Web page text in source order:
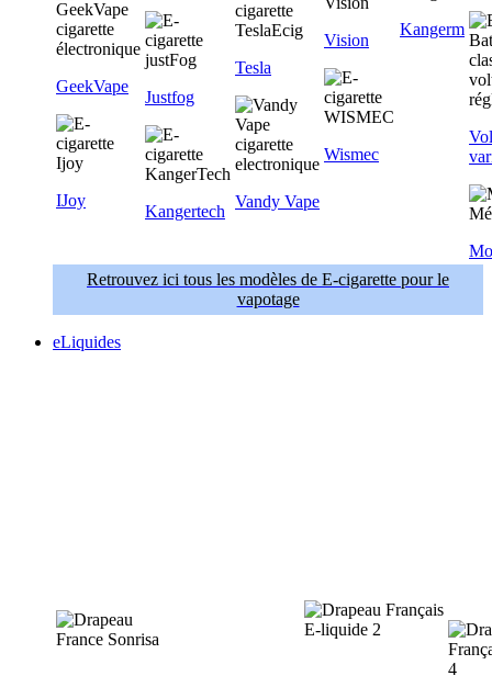
GeekVape
IJoy
Justfog
Kangertech
Tesla
Vandy Vape
Vision
Wismec
Kangerm
Retrouvez ici tous les modèles de E-cigarette pour le
vapotage
eLiquides